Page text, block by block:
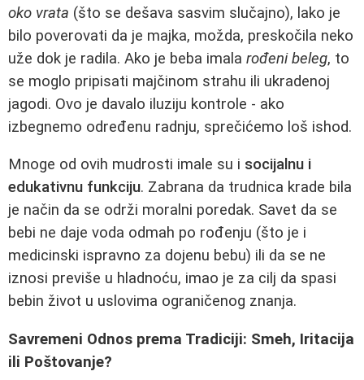
oko vrata (što se dešava sasvim slučajno), lako je
bilo poverovati da je majka, možda, preskočila neko
uže dok je radila. Ako je beba imala rođeni beleg, to
se moglo pripisati majčinom strahu ili ukradenoj
jagodi. Ovo je davalo iluziju kontrole - ako
izbegnemo određenu radnju, sprečićemo loš ishod.
Mnoge od ovih mudrosti imale su i socijalnu i
edukativnu funkciju. Zabrana da trudnica krade bila
je način da se održi moralni poredak. Savet da se
bebi ne daje voda odmah po rođenju (što je i
medicinski ispravno za dojenu bebu) ili da se ne
iznosi previše u hladnoću, imao je za cilj da spasi
bebin život u uslovima ograničenog znanja.
Savremeni Odnos prema Tradiciji: Smeh, Iritacija
ili Poštovanje?